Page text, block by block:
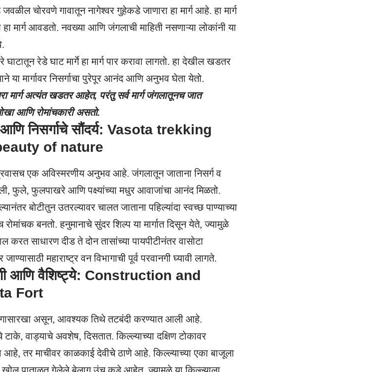
चोरवणे गावातून नागेश्वर गुहेकडे जाणारा हा मार्ग आहे. हा मार्ग
मार्ग आवडतो. नवख्या आणि जंगलाची माहिती नसणाऱ्या लोकांनी या
घाटातून रेडे घाट मार्गे हा मार्ग पार करावा लागतो. हा देखील खडतर
मार्गावर निसर्गाचा पुरेपूर आनंद आणि अनुभव घेता येतो.
मार्ग अत्यंत खडतर आहेत, परंतु सर्व मार्ग जंगलातूनच जात
आणि रोमांचकारी असतो.
निसर्गाचे सौंदर्य: Vasota trekking
of nature
प्रवासच एक अविस्मरणीय अनुभव आहे. जंगलातून जाताना निसर्ग व
फुले, फुलपाखरे आणि पक्ष्यांच्या मधुर आवाजांचा आनंद मिळतो.
बोटीतुन उतरल्यावर चालत जाताना पहिल्यांदा स्वच्छ पाण्याच्या
बनतो. हनुमानाचे सुंदर शिल्प या मार्गात दिसून येते, ज्यामुळे
करत साधारण दीड ते दोन तासांच्या पायपीटीनंतर वासोटा
महाराष्ट्र वन विभागाची पूर्व परवानगी घ्यावी लागते.
आणि वैशिष्ट्ये: Construction and
Fort
असून, आवश्यक तिथे तटबंदी करण्यात आली आहे.
टाके, वाड्याचे अवशेष, दिसतात. किल्ल्याच्या दक्षिण टोकावर
आहे, तर माचीवर काळकाई देवीचे ठाणे आहे. किल्ल्याच्या एका बाजूला